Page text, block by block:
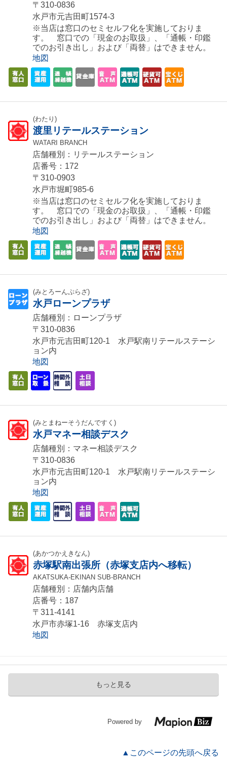
〒310-0836
水戸市元吉田町1574-3
※当店は窓口のセミセルフ化を実施しておりま
す。 窓口での「現金のお取扱」、「通帳・印鑑
でのお引き出し」および「両替」はできません。
地図
(わたり)
渡里リテールステーション
WATARI BRANCH
店舗種別：リテールステーション
店番号：172
〒310-0903
水戸市堀町985-6
※当店は窓口のセミセルフ化を実施しておりま
す。 窓口での「現金のお取扱」、「通帳・印鑑
でのお引き出し」および「両替」はできません。
地図
(みとろーんぷらざ)
水戸ローンプラザ
店舗種別：ローンプラザ
〒310-0836
水戸市元吉田町120-1 水戸駅南リテールステーシ
ョン内
地図
(みとまねーそうだんですく)
水戸マネー相談デスク
店舗種別：マネー相談デスク
〒310-0836
水戸市元吉田町120‐1 水戸駅南リテールステーシ
ョン内
地図
(あかつかえきなん)
赤塚駅南出張所（赤塚支店内へ移転）
AKATSUKA-EKINAN SUB-BRANCH
店舗種別：店舗内店舗
店番号：187
〒311-4141
水戸市赤塚1-16 赤塚支店内
地図
もっと見る
Powered by
▲このページの先頭へ戻る